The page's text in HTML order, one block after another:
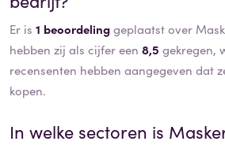
Er is 1 beoordelinggeplaatst over
hebben zij als cijfer een 8,5 gekregen,
recensenten hebben aangegeven dat
kopen.
In welke sectoren is